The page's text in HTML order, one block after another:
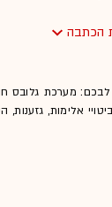
הכתבה
מערכת גלובס
אלימות,